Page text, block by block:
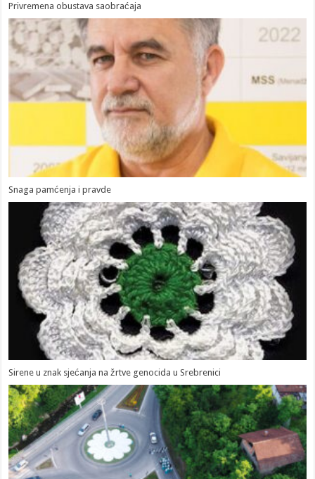
Privremena obustava saobraćaja
Snaga pamćenja i pravde
Sirene u znak sjećanja na žrtve genocida u Srebrenici